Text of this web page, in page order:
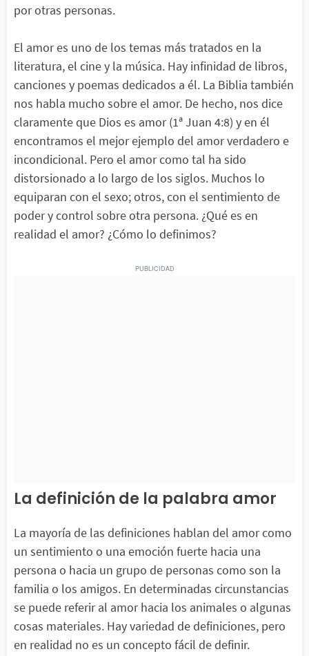
por otras personas.
El amor es uno de los temas más tratados en la
literatura, el cine y la música. Hay infinidad de libros,
canciones y poemas dedicados a él. La Biblia también
nos habla mucho sobre el amor. De hecho, nos dice
claramente que Dios es amor (1ª Juan 4:8) y en él
encontramos el mejor ejemplo del amor verdadero e
incondicional. Pero el amor como tal ha sido
distorsionado a lo largo de los siglos. Muchos lo
equiparan con el sexo; otros, con el sentimiento de
poder y control sobre otra persona. ¿Qué es en
realidad el amor? ¿Cómo lo definimos?
La definición de la palabra amor
La mayoría de las definiciones hablan del amor como
un sentimiento o una emoción fuerte hacia una
persona o hacia un grupo de personas como son la
familia o los amigos. En determinadas circunstancias
se puede referir al amor hacia los animales o algunas
cosas materiales. Hay variedad de definiciones, pero
en realidad no es un concepto fácil de definir.